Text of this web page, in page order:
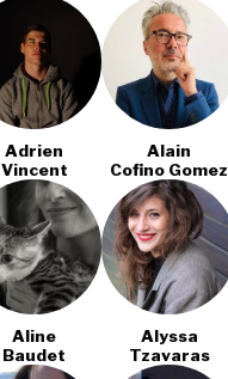
Adrien
Vincent
Alain
Cofino Gomez
Aline
Baudet
Alyssa
Tzavaras